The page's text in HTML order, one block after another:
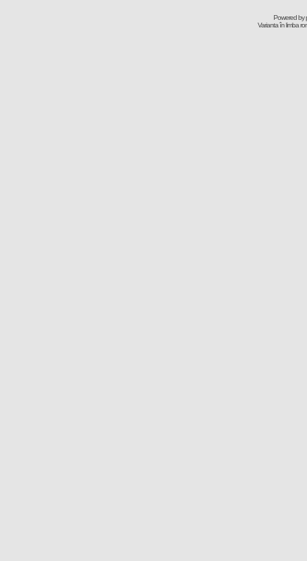
Powered by
Varianta în limba